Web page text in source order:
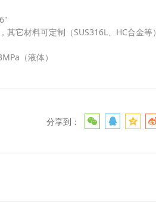
它材料可定制（SUS316L、HC合金等）
（液体）
分享到：